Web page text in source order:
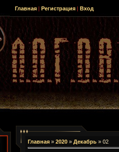
Главная | Регистрация | Вход
Главная » 2020 » Декабрь » 02